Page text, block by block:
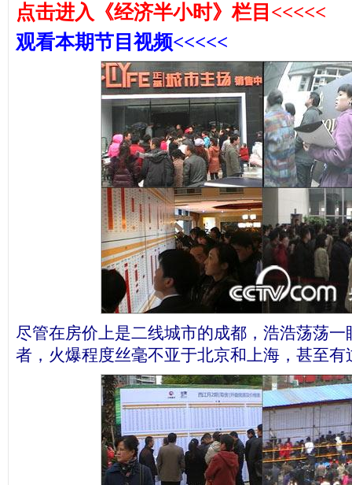
点击进入《经济半小时》栏目<<<<<
观看本期节目视频<<<<<
尽管在房价上是二线城市的成都，浩浩荡荡一
者，火爆程度丝毫不亚于北京和上海，甚至有